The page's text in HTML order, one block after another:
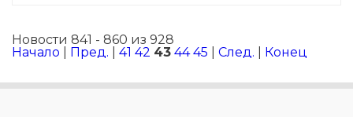
Новости 841 - 860 из 928
Начало
Пред. 41 42 43 44 45 След. Конец